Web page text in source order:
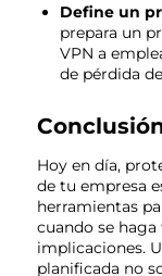
Define un
prepara un
VPN a
de pérdida
Hoy en día,
de tu empresa
herramientas
cuando se
implicaciones.
planificada no